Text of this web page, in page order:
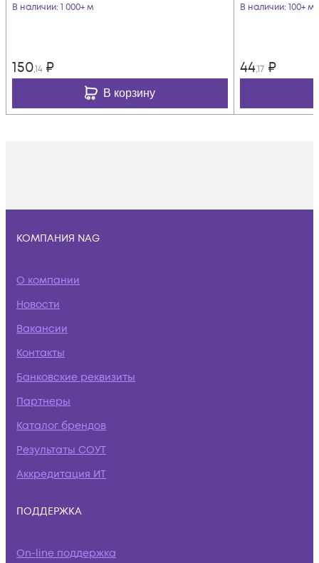
В наличии: 1 000+ м
150,14 ₽
В корзину
В наличии: 100+ м
44,17 ₽
КОМПАНИЯ NAG
О компании
Новости
Вакансии
Контакты
Банковские реквизиты
Партнеры
Каталог брендов
Результаты СОУТ
Аккредитация ИТ
ПОДДЕРЖКА
On-line поддержка